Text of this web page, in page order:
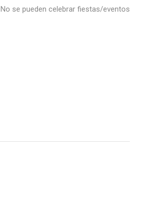
No se pueden celebrar fiestas/eventos